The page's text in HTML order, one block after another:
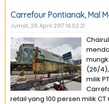
Carrefour Pontianak, Mal
Jumat, 28 April 2017 16:02:21
(26/
milik
retail yang 100 persen milik CT